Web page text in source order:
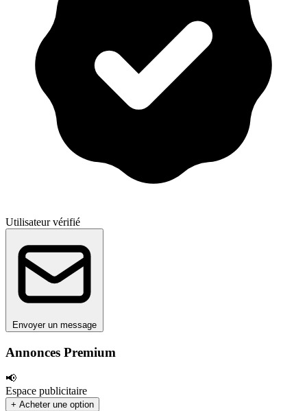
Annonces Premium
📢
Espace publicitaire
+ Acheter une option
Utilisateur vérifié
Envoyer un message